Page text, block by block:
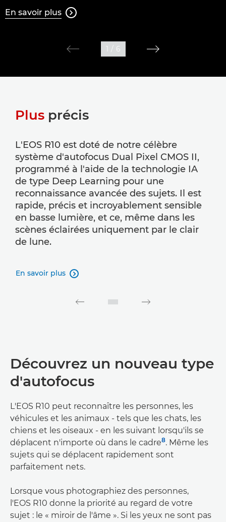
En savoir plus 
1 / 6
Plus précis
L'EOS R10 est doté de notre célèbre
système d'autofocus Dual Pixel CMOS II,
programmé à l'aide de la technologie IA
de type Deep Learning pour une
reconnaissance avancée des sujets. Il est
rapide, précis et incroyablement sensible
en basse lumière, et ce, même dans les
scènes éclairées uniquement par le clair
de lune.
En savoir plus 
Découvrez un nouveau type
d'autofocus
L'EOS R10 peut reconnaître les personnes, les
véhicules et les animaux - tels que les chats, les
chiens et les oiseaux - en les suivant lorsqu'ils se
déplacent n'importe où dans le cadre8. Même les
sujets qui se déplacent rapidement sont
parfaitement nets.
Lorsque vous photographiez des personnes,
l'EOS R10 donne la priorité au regard de votre
sujet : le « miroir de l'âme ». Si les yeux ne sont pas